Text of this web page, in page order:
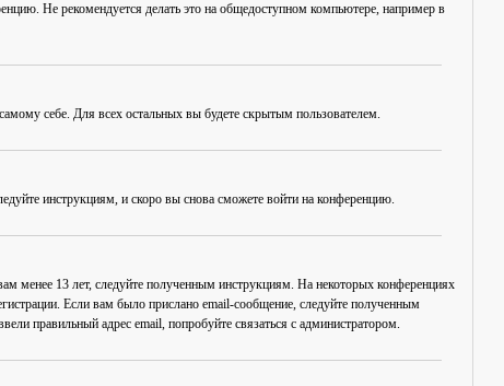
Не рекомендуется делать это на общедоступном компьютере, например в
себе. Для всех остальных вы будете скрытым пользователем.
инструкциям, и скоро вы снова сможете войти на конференцию.
менее 13 лет, следуйте полученным инструкциям. На некоторых конференциях
Если вам было прислано email-сообщение, следуйте полученным
правильный адрес email, попробуйте связаться с администратором.